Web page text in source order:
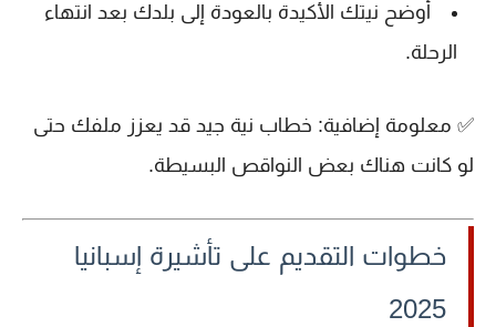
أوضح نيتك الأكيدة بالعودة إلى بلدك بعد انتهاء
الرحلة.
✅ معلومة إضافية: خطاب نية جيد قد يعزز ملفك حتى
لو كانت هناك بعض النواقص البسيطة.
خطوات التقديم على تأشيرة إسبانيا
2025